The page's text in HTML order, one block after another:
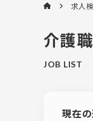
求人
介護
JOB LIST
現在